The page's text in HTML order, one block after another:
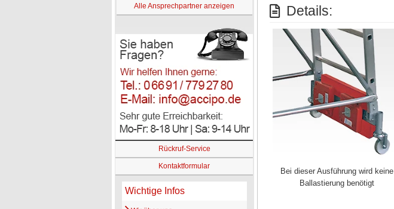
Alle Ansprechpartner anzeigen
Rückruf-Service
Kontaktformular
Wichtige Infos
Details:
Bei dieser Ausführung wird keine
Ballastierung benötigt